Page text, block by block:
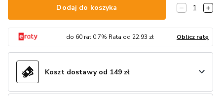
Dodaj do koszyka 1
do 60 rat 0.7% Rata od 22.93 zł Oblicz ratę
Koszt dostawy od 149 zł